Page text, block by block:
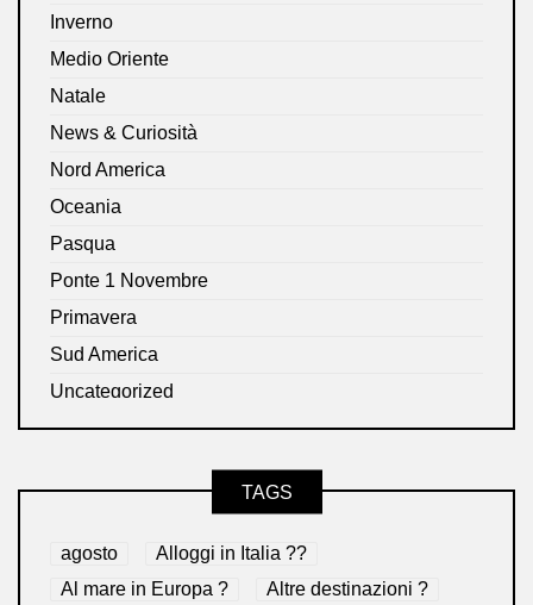
Inverno
Medio Oriente
Natale
News & Curiosità
Nord America
Oceania
Pasqua
Ponte 1 Novembre
Primavera
Sud America
Uncategorized
TAGS
agosto
Alloggi in Italia ??
Al mare in Europa ?️
Altre destinazioni ?